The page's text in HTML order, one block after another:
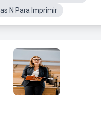
N Para Imprimir